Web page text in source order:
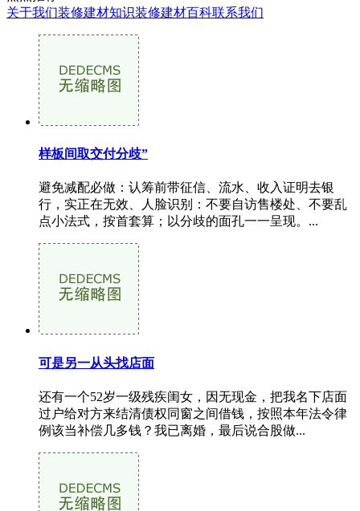
关于我们装修建材知识装修建材百科联系我们
样板间取交付分歧”
避免减配必做：认筹前带征信、流水、收入证明去银
行，实正在无效、人脸识别：不要自访售楼处、不要乱
点小法式，按首套算；以分歧的面孔一一呈现。...
可是另一从头找店面
还有一个52岁一级残疾闺女，因无现金，把我名下店面
过户给对方来结清债权同窗之间借钱，按照本年法令律
例该当补偿几多钱？我已离婚，最后说合股做...